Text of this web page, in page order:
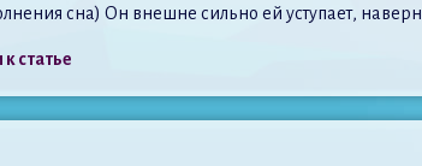
сна) Он внешне сильно ей уступает,
статье